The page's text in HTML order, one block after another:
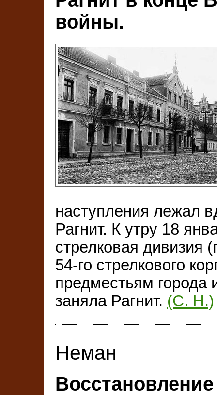
войны.
наступления лежал
Рагнит. К утру 18
стрелковая дивизия
54-го стрелкового
предместьям города
заняла Рагнит. (С. Н.)
Неман